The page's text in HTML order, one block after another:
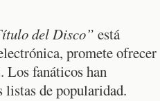
del Disco” está
promete ofrecer
Los fanáticos han
listas de popularidad.